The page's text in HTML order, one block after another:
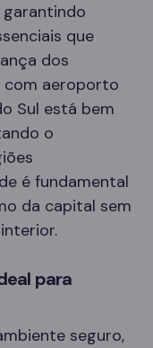
garantindo
que
dos
com aeroporto
Sul está bem
o
é fundamental
da capital sem
para
seguro,